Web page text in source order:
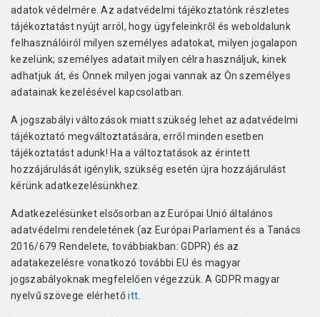
adatok védelmére. Az adatvédelmi tájékoztatónk részletes
tájékoztatást nyújt arról, hogy ügyfeleinkről és weboldalunk
felhasználóiról milyen személyes adatokat, milyen jogalapon
kezelünk; személyes adatait milyen célra használjuk, kinek
adhatjuk át, és Önnek milyen jogai vannak az Ön személyes
adatainak kezelésével kapcsolatban.
A jogszabályi változások miatt szükség lehet az adatvédelmi
tájékoztató megváltoztatására, erről minden esetben
tájékoztatást adunk! Ha a változtatások az érintett
hozzájárulását igénylik, szükség esetén újra hozzájárulást
kérünk adatkezelésünkhez.
Adatkezelésünket elsősorban az Európai Unió általános
adatvédelmi rendeletének (az Európai Parlament és a Tanács
2016/679 Rendelete, továbbiakban: GDPR) és az
adatakezelésre vonatkozó további EU és magyar
jogszabályoknak megfelelően végezzük. A GDPR magyar
nyelvű szövege elérhetőitt